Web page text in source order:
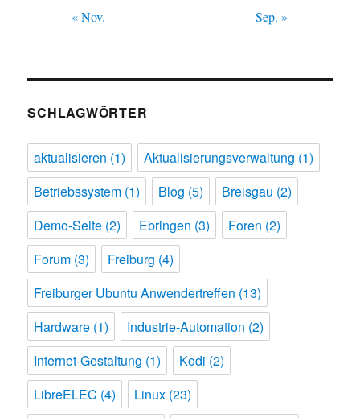
« Nov.
Sep. »
SCHLAGWÖRTER
aktualisieren (1) Aktualisierungsverwaltung (1)
Betriebssystem (1) Blog (5) Breisgau (2)
Demo-Seite (2) Ebringen (3) Foren (2)
Forum (3) Freiburg (4)
Freiburger Ubuntu Anwendertreffen (13)
Hardware (1) Industrie-Automation (2)
Internet-Gestaltung (1) Kodi (2)
LibreELEC (4) Linux (23)